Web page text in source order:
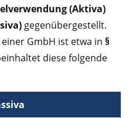
(Aktiva)
gegenübergestellt.
einer GmbH ist etwa in §
diese folgende